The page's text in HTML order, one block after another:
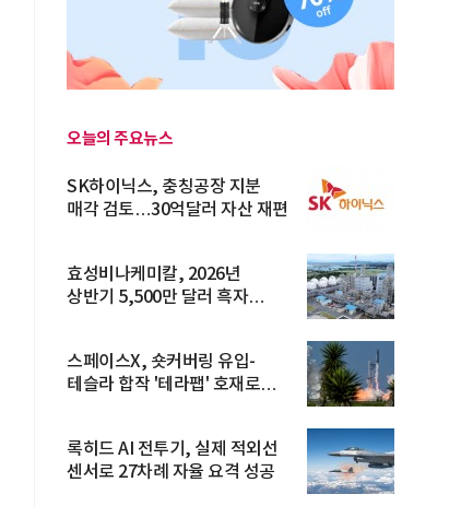
오늘의 주요뉴스
SK하이닉스, 충칭공장 지분
매각 검토…30억달러 자산 재편
효성비나케미칼, 2026년
상반기 5,500만 달러 흑자
스페이스X, 숏커버링 유입-
테슬라 합작 '테라팹' 호재로
록히드 AI 전투기, 실제 적외선
센서로 27차례 자율 요격 성공